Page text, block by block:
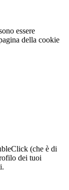
essere
della cookie
(che è di
dei tuoi